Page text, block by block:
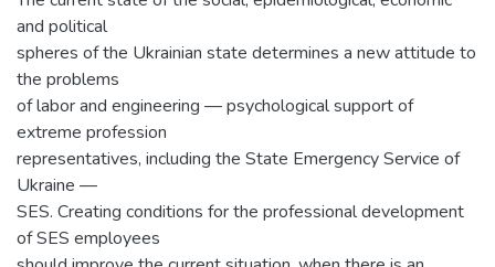
and political
spheres of the Ukrainian state determines a new attitude to
the problems
of labor and engineering — psychological support of
extreme profession
representatives, including the State Emergency Service of
Ukraine —
SES. Creating conditions for the professional development
of SES employees